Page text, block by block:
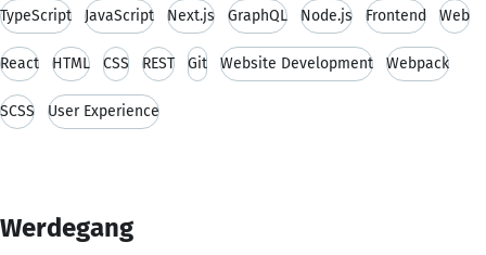
TypeScript JavaScript Next.js GraphQL Node.js Frontend Web
React HTML CSS REST Git Website Development Webpack
SCSS User Experience
Werdegang